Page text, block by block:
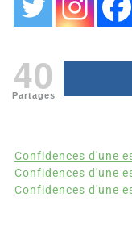
40
Partages
Confidences d'une
Confidences d'une
Confidences d'une